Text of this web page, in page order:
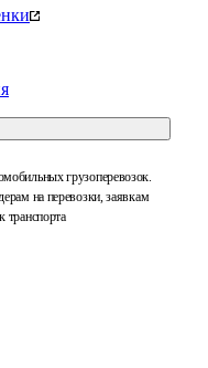
грузоперевозок.
на перевозки, заявкам
транспорта